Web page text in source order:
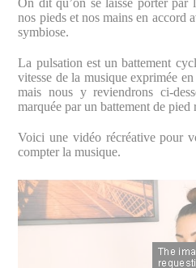
On dit qu’on se laisse porter par
nos pieds et nos mains en accord
symbiose.
La pulsation est un battement
vitesse de la musique exprimée
mais nous y reviendrons ci-
marquée par un battement de pied
Voici une vidéo récréative pour
compter la musique.